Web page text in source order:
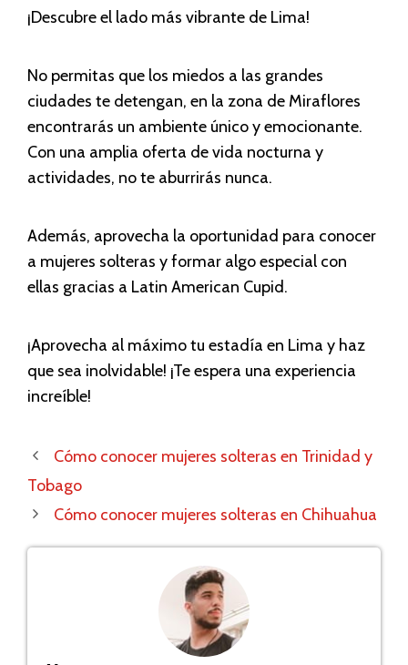
¡Descubre el lado más vibrante de Lima!
No permitas que los miedos a las grandes
ciudades te detengan, en la zona de Miraflores
encontrarás un ambiente único y emocionante.
Con una amplia oferta de vida nocturna y
actividades, no te aburrirás nunca.
Además, aprovecha la oportunidad para conocer
a mujeres solteras y formar algo especial con
ellas gracias a Latin American Cupid.
¡Aprovecha al máximo tu estadía en Lima y haz
que sea inolvidable! ¡Te espera una experiencia
increíble!
Cómo conocer mujeres solteras en Trinidad y
Tobago
Cómo conocer mujeres solteras en Chihuahua